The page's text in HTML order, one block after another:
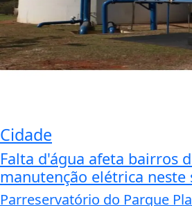
Cidade
Falta d'água afeta bairros
manutenção elétrica neste
Parreservatório do Parque